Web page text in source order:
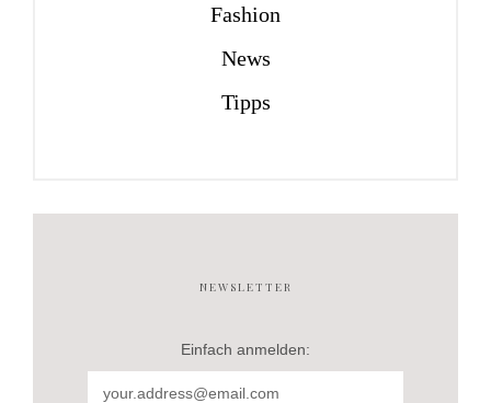
Fashion
News
Tipps
NEWSLETTER
Einfach anmelden: